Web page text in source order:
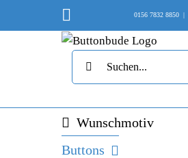
Instagram0156 7832 8850 |
Wunschmotiv
Buttons